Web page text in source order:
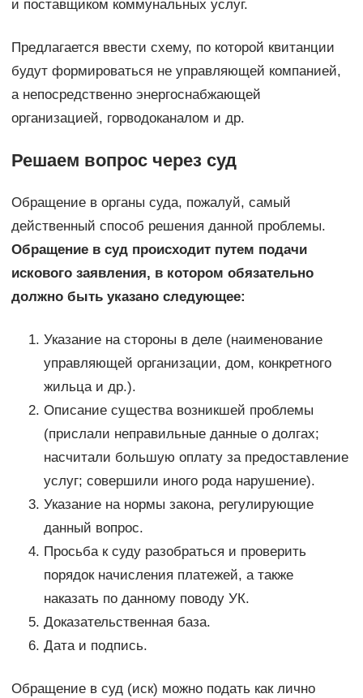
и поставщиком коммунальных услуг.
Предлагается ввести схему, по которой квитанции
будут формироваться не управляющей компанией,
а непосредственно энергоснабжающей
организацией, горводоканалом и др.
Решаем вопрос через суд
Обращение в органы суда, пожалуй, самый
действенный способ решения данной проблемы.
Обращение в суд происходит путем подачи
искового заявления, в котором обязательно
должно быть указано следующее:
Указание на стороны в деле (наименование
управляющей организации, дом, конкретного
жильца и др.).
Описание существа возникшей проблемы
(прислали неправильные данные о долгах;
насчитали большую оплату за предоставление
услуг; совершили иного рода нарушение).
Указание на нормы закона, регулирующие
данный вопрос.
Просьба к суду разобраться и проверить
порядок начисления платежей, а также
наказать по данному поводу УК.
Доказательственная база.
Дата и подпись.
Обращение в суд (иск) можно подать как лично